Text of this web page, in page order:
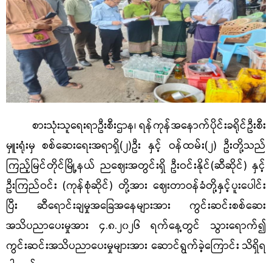
စားသုံးသူရေးရာဦးစီးဌာန၊ ရန်ကုန်အနောက်ပိုင်းခရိုင်ဦးစီး
မှူးရုံးမှ စစ်ဆေးရေးအရာရှိ(၂)ဦး နှင့် ဝန်ထမ်း(၂) ဦးတို့သည်
ကြည့်မြင်တိုင်မြို့နယ် ညဈေးအတွင်းရှိ ဦးဝင်းနိုင်(ဆီဆိုင်) နှင့်
ဦးကြည်ဝင်း (ကုန်စုံဆိုင်) တို့အား ဈေးတာဝန်ခံတို့နှင့်ပူးပေါင်း
ပြီး ဆီရောင်းချမှုအခြေအနေများအား ကွင်းဆင်းစစ်ဆေး
အသိပညာပေးမှုအား ၄.၈.၂၀၂၆ ရက်နေ့တွင် သွားရောက်၍
ကွင်းဆင်းအသိပညာပေးမှုများအား ဆောင်ရွက်ခဲ့ကြောင်း သိရှိရ